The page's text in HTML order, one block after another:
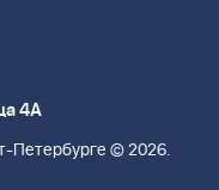
4А
Петербурге © 2026.